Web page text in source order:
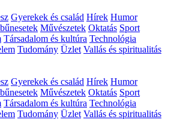
Gyerekek és család Hírek Humor
Művészetek Oktatás Sport
Társadalom és kultúra Technológia
Tudomány Üzlet Vallás és spiritualitás
Gyerekek és család Hírek Humor
Művészetek Oktatás Sport
Társadalom és kultúra Technológia
Tudomány Üzlet Vallás és spiritualitás